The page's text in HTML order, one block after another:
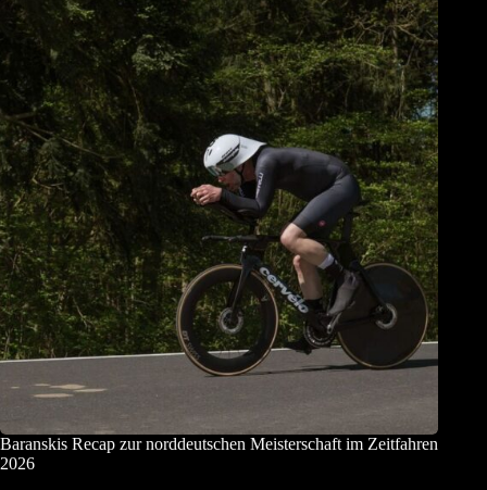
Baranskis Recap zur norddeutschen Meisterschaft im Zeitfahren
2026